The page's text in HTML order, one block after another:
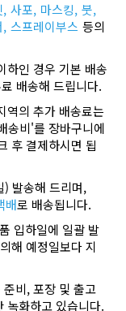
, 사포, 마스킹, 붓,
, 스프레이부스 등의
하인 경우 기본 배송
배송해 드립니다.
역의 추가 배송료는
송비'를 장바구니에
후 결제하시면 됩
) 발송해 드리며,
배로 배송됩니다.
입하일에 일괄 발
해 예정일보다 지
비, 포장 및 출고
녹화하고 있습니다.